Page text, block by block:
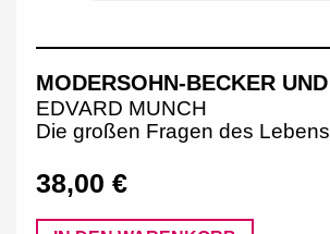
MODERSOHN-BECKER UND
EDVARD MUNCH
Die großen Fragen des Lebens
38,00 €